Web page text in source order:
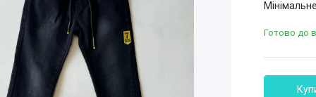
Готово до